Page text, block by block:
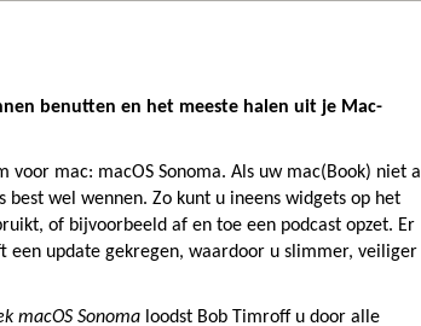
benutten en het meeste halen uit je Mac-
mac: macOS Sonoma. Als uw mac(Book) niet al
wel wennen. Zo kunt u ineens widgets op het
of bijvoorbeeld af en toe een podcast opzet. Er
een update gekregen, waardoor u slimmer, veiliger
macOS Sonoma loodst Bob Timroff u door alle